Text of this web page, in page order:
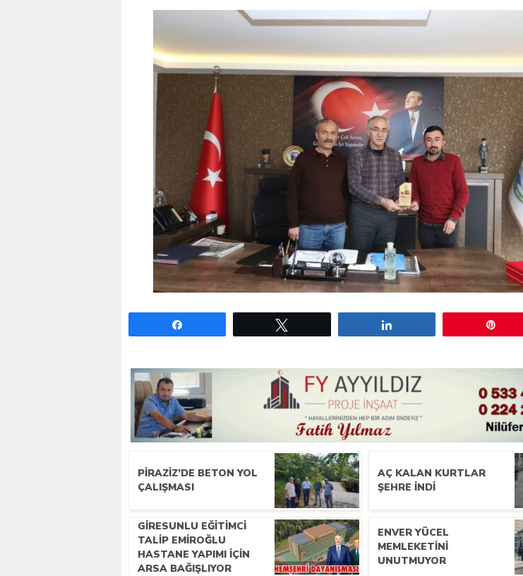
PIRAZIZ’DE BETON YOL
ÇALIŞMASI
AÇ KALAN KURTLAR
ŞEHRE INDI
GIRESUNLU EĞITIMCI
TALIP EMIROĞLU
HASTANE YAPIMI İÇIN
ARSA BAĞIŞLIYOR
ENVER YÜCEL
MEMLEKETINI
UNUTMUYOR